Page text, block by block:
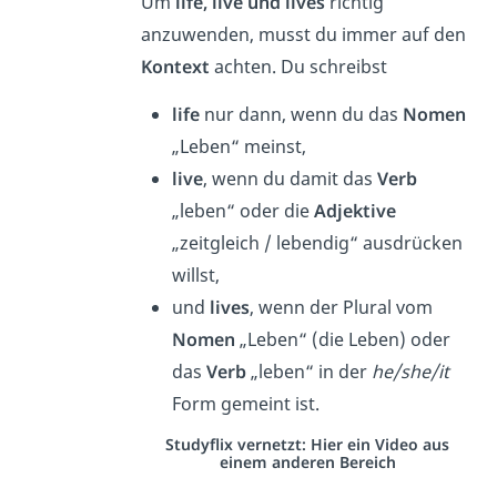
anzuwenden, musst du immer auf den
Kontext achten. Du schreibst
life nur dann, wenn du das Nomen
„Leben“ meinst,
live, wenn du damit das Verb
„leben“ oder dieAdjektive
„zeitgleich / lebendig“ ausdrücken
willst,
und lives, wenn der Plural vom
Nomen „Leben“ (die Leben) oder
das Verb„leben“ in der he/she/it
Form gemeint ist.
Studyflix vernetzt: Hier ein Video aus
einem anderen Bereich